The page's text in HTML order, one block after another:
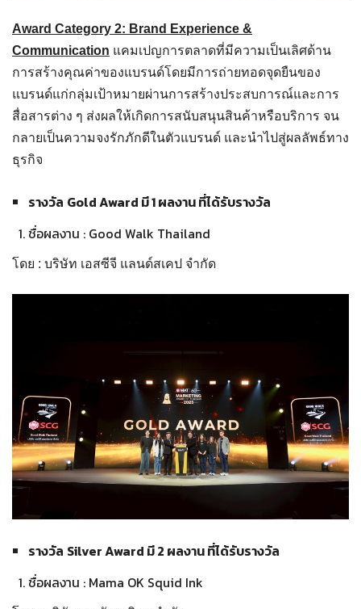
Award Category 2: Brand Experience &
Communication แคมเปญการตลาดที่มีความเป็นเลิศด้าน
การสร้างคุณค่าของแบรนด์โดยมีการถ่ายทอดจุดยืนของ
แบรนด์แก่กลุ่มเป้าหมายผ่านการสร้างประสบการณ์และการ
สื่อสารต่าง ๆ ส่งผลให้เกิดการสนับสนุนสินค้าหรือบริการ จน
กลายเป็นความจงรักภักดีในตัวแบรนด์ และนำไปสู่ผลลัพธ์ทาง
ธุรกิจ
รางวัล Gold Award มี 1 ผลงาน ที่ได้รับรางวัล
ชื่อผลงาน : Good Walk Thailand
โดย : บริษัท เอสซีจี แลนด์สเคป จำกัด
รางวัล Silver Award มี 2 ผลงาน ที่ได้รับรางวัล
ชื่อผลงาน : Mama OK Squid Ink